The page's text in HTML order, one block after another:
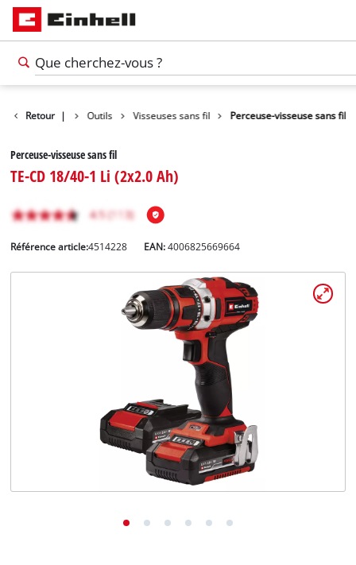
Retour |
Produits Outils Visseuses sans fil Perceuse-visseuse sans fil
Perceuse-visseuse sans fil
TE-CD 18/40-1 Li (2x2.0 Ah)
Référence article:4514228 EAN:4006825669664